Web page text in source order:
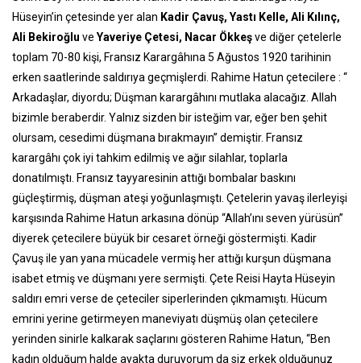
Hüseyin’in çetesinde yer alan Kadir Çavuş, Yastı Kelle, Ali Kılınç,
Ali Bekiroğlu ve Yaveriye Çetesi, Nacar Ökkeşve diğer çetelerle
toplam 70-80 kişi, Fransız Karargâhına 5 Ağustos 1920 tarihinin
erken saatlerinde saldırıya geçmişlerdi. Rahime Hatun çetecilere : “
Arkadaşlar, diyordu; Düşman karargâhını mutlaka alacağız. Allah
bizimle beraberdir. Yalnız sizden bir isteğim var, eğer ben şehit
olursam, cesedimi düşmana bırakmayın” demiştir. Fransız
karargâhı çok iyi tahkim edilmiş ve ağır silahlar, toplarla
donatılmıştı. Fransız tayyaresinin attığı bombalar baskını
güçleştirmiş, düşman ateşi yoğunlaşmıştı. Çetelerin yavaş ilerleyişi
karşısında Rahime Hatun arkasına dönüp “Allah’ını seven yürüsün”
diyerek çetecilere büyük bir cesaret örneği göstermişti. Kadir
Çavuş ile yan yana mücadele vermiş her attığı kurşun düşmana
isabet etmiş ve düşmanı yere sermişti. Çete Reisi Hayta Hüseyin
saldırı emri verse de çeteciler siperlerinden çıkmamıştı. Hücum
emrini yerine getirmeyen maneviyatı düşmüş olan çetecilere
yerinden sinirle kalkarak saçlarını gösteren Rahime Hatun, “Ben
kadın olduğum halde ayakta duruyorum da siz erkek olduğunuz